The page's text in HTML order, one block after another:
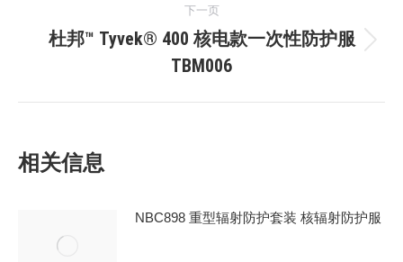
文
章：
下一页
下
一
文
杜邦™ Tyvek® 400 核电款一次性防护服
TBM006
相关信息
NBC898 重型辐射防护套装 核辐射防护服